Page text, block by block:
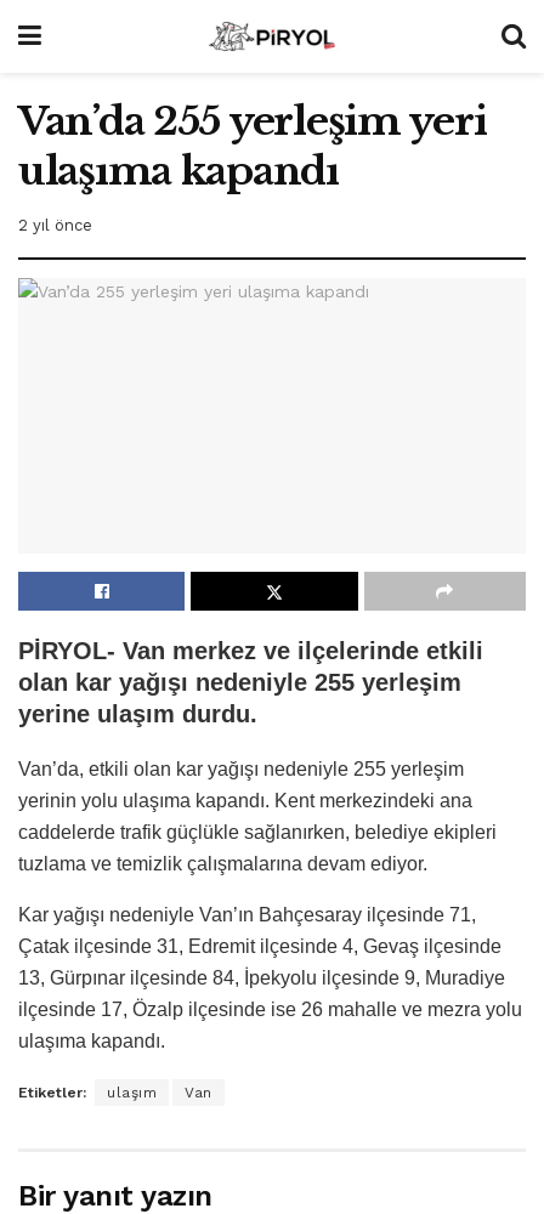
Van’da 255 yerleşim yeri
ulaşıma kapandı
2 yıl önce
PİRYOL- Van merkez ve ilçelerinde etkili
olan kar yağışı nedeniyle 255 yerleşim
yerine ulaşım durdu.
Van’da, etkili olan kar yağışı nedeniyle 255 yerleşim
yerinin yolu ulaşıma kapandı. Kent merkezindeki ana
caddelerde trafik güçlükle sağlanırken, belediye ekipleri
tuzlama ve temizlik çalışmalarına devam ediyor.
Kar yağışı nedeniyle Van’ın Bahçesaray ilçesinde 71,
Çatak ilçesinde 31, Edremit ilçesinde 4, Gevaş ilçesinde
13, Gürpınar ilçesinde 84, İpekyolu ilçesinde 9, Muradiye
ilçesinde 17, Özalp ilçesinde ise 26 mahalle ve mezra yolu
ulaşıma kapandı.
Etiketler: ulaşım Van
Bir yanıt yazın